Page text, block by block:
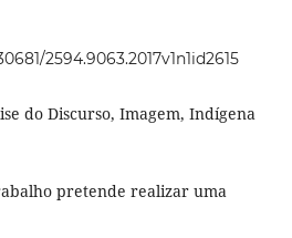
2594.9063.2017v1n1id2615
do Discurso, Imagem, Indígena
pretende realizar uma